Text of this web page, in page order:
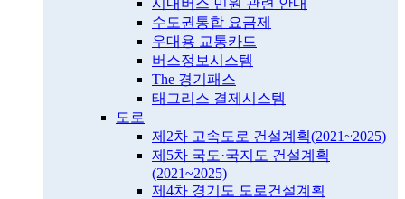
수도권통합 요금제
우대용 교통카드
버스정보시스템
The 경기패스
태그리스 결제시스템
도로
제2차 고속도로 건설계획(2021~2025)
제5차 국도·국지도 건설계획
(2021~2025)
제4차 경기도 도로건설계획